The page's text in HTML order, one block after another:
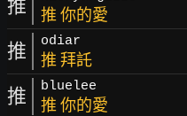
推 推 你的愛
推 odiar
推 拜託
推 bluelee
推 你的愛